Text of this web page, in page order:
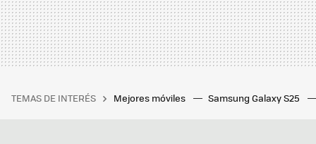
TEMAS DE INTERÉS Mejores móviles Samsung Galaxy S25